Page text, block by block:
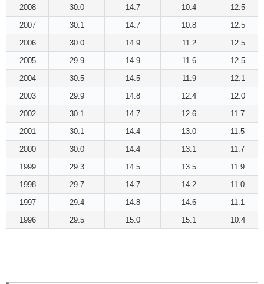
2008
30.0 14.7 10.4
12.5
2007
30.1 14.7 10.8
12.5
2006
30.0 14.9 11.2
12.5
2005
29.9 14.9 11.6
12.5
2004
30.5 14.5 11.9
12.1
2003
29.9 14.8 12.4
12.0
2002
30.1 14.7 12.6
11.7
2001
30.1 14.4 13.0
11.5
2000
30.0 14.4 13.1
11.7
1999
29.3 14.5 13.5
11.9
1998
29.7 14.7 14.2
11.0
1997
29.4 14.8 14.6
11.1
1996
29.5 15.0 15.1 10.4